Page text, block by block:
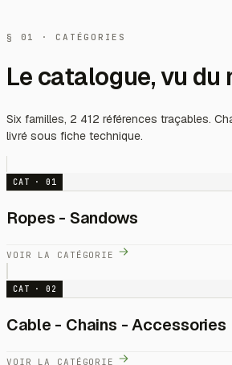
§ 01 · CATÉGORIES
Le catalogue, vu du
Six familles, 2 412 références traçables.
livré sous fiche technique.
CAT · 01
Ropes - Sandows
VOIR LA CATÉGORIE
CAT · 02
Cable - Chains - Accessories
VOIR LA CATÉGORIE